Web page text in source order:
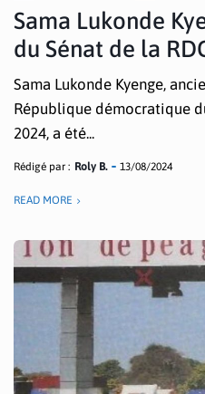
Sama Lukonde
du Sénat de la
Sama Lukonde Kyenge,
République démocratique
2024, a été...
Rédigé par : Roly B. 13/08/2024
READ MORE